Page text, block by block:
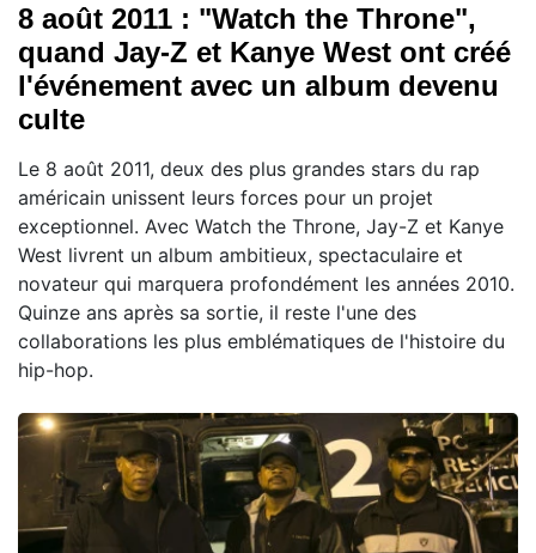
8 août 2011 : "Watch the Throne",
quand Jay-Z et Kanye West ont créé
l'événement avec un album devenu
culte
Le 8 août 2011, deux des plus grandes stars du rap
américain unissent leurs forces pour un projet
exceptionnel. Avec Watch the Throne, Jay-Z et Kanye
West livrent un album ambitieux, spectaculaire et
novateur qui marquera profondément les années 2010.
Quinze ans après sa sortie, il reste l'une des
collaborations les plus emblématiques de l'histoire du
hip-hop.